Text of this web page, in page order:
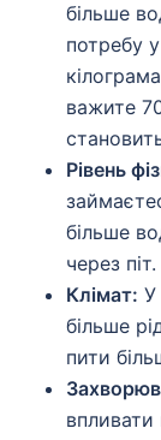
більше
потребу
важите
Рівень
більше
через піт.
Клімат: У
більше
пити